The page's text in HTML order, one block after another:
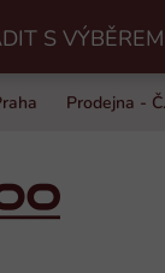
S
Prodejna -